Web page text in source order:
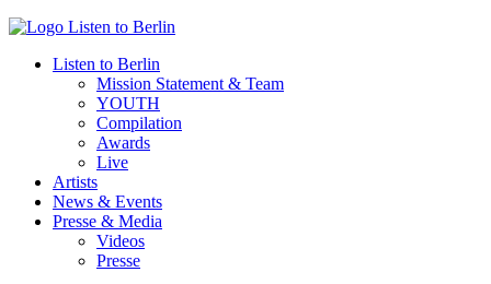
Listen to Berlin
Mission Statement & Team
YOUTH
Compilation
Awards
Live
Artists
News & Events
Presse & Media
Videos
Presse